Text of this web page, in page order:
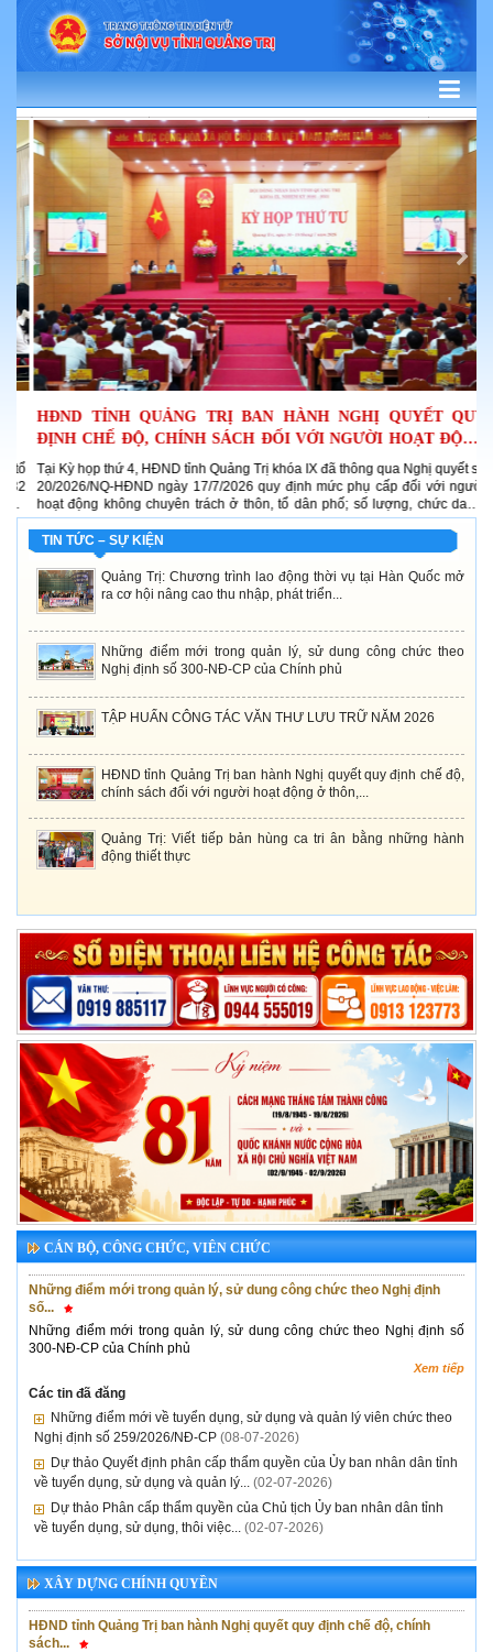
TIN TỨC – SỰ KIỆN
Quảng Trị: Chương trình lao động thời vụ tại Hàn Quốc mở
ra cơ hội nâng cao thu nhập, phát triển...
Những điểm mới trong quản lý, sử dung công chức theo
Nghị định số 300-NĐ-CP của Chính phủ
TẬP HUẤN CÔNG TÁC VĂN THƯ LƯU TRỮ NĂM 2026
HĐND tỉnh Quảng Trị ban hành Nghị quyết quy định chế độ,
chính sách đối với người hoạt động ở thôn,...
Quảng Trị: Viết tiếp bản hùng ca tri ân bằng những hành
động thiết thực
HĐND TỈNH QUẢNG TRỊ BAN HÀNH NGHỊ QUYẾT QUY
ĐỊNH CHẾ ĐỘ, CHÍNH SÁCH ĐỐI VỚI NGƯỜI HOẠT ĐỘNG
Ở THÔN,...
Tại Kỳ họp thứ 4, HĐND tỉnh Quảng Trị khóa IX đã thông qua Nghị quyết số
20/2026/NQ-HĐND ngày 17/7/2026 quy định mức phụ cấp đối với người
hoạt động không chuyên trách ở thôn, tổ dân phố; số lượng, chức danh,
mức hỗ trợ đối với người tham gia hoạt động ở thôn, tổ dân phố; việc kiêm
nhiệm và mức phụ cấp...
CÁN BỘ, CÔNG CHỨC, VIÊN CHỨC
Những điểm mới trong quản lý, sử dung công chức theo Nghị định
số...
Những điểm mới trong quản lý, sử dung công chức theo Nghị định số
300-NĐ-CP của Chính phủ
Xem tiếp
Các tin đã đăng
Những điểm mới về tuyển dụng, sử dụng và quản lý viên chức theo
Nghị định số 259/2026/NĐ-CP (08-07-2026)
Dự thảo Quyết định phân cấp thẩm quyền của Ủy ban nhân dân tỉnh
về tuyển dụng, sử dụng và quản lý... (02-07-2026)
Dự thảo Phân cấp thẩm quyền của Chủ tịch Ủy ban nhân dân tỉnh
về tuyển dụng, sử dụng, thôi việc... (02-07-2026)
XÂY DỰNG CHÍNH QUYỀN
HĐND tỉnh Quảng Trị ban hành Nghị quyết quy định chế độ, chính
sách...